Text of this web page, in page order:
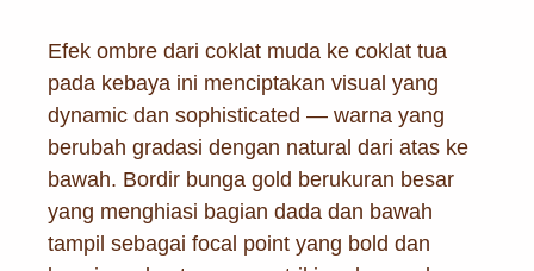
Efek ombre dari coklat muda ke coklat tua
pada kebaya ini menciptakan visual yang
dynamic dan sophisticated — warna yang
berubah gradasi dengan natural dari atas ke
bawah. Bordir bunga gold berukuran besar
yang menghiasi bagian dada dan bawah
tampil sebagai focal point yang bold dan